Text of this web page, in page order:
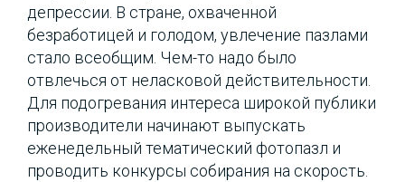
депрессии. В стране, охваченной
безработицей и голодом, увлечение пазлами
стало всеобщим. Чем-то надо было
отвлечься от неласковой действительности.
Для подогревания интереса широкой публики
производители начинают выпускать
еженедельный тематический фотопазл и
проводить конкурсы собирания на скорость.